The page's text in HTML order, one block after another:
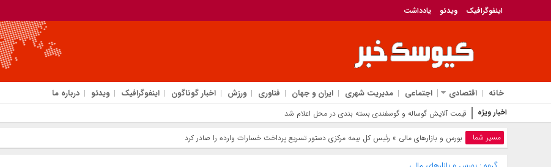
اینفوگرافیک ویدئو یادداشت
خانه اقتصادی اجتماعی مدیریت شهری ایران و جهان فناوری ورزش اخبار گوناگون اینفوگرافیک ویدئو درباره ما
اخبار ویژه قیمت آلایش گوساله و گوسفندی بسته بندی در محل اعلام شد
مسیر شما بورس و بازار‌های مالی » رئیس کل بیمه مرکزی دستور تسریع پرداخت خسارات وارده را صادر کرد